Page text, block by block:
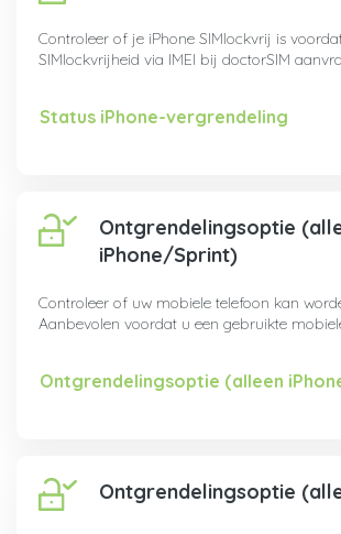
Controleer of je iPhone SIMlockvrij is
SIMlockvrijheid via IMEI bij doctorSIM
Status iPhone-vergrendeling
Ontgrendelingsoptie
iPhone/Sprint)
Controleer of uw mobiele telefoon kan
Aanbevolen voordat u een gebruikte
Ontgrendelingsoptie (alleen
Ontgrendelingsoptie